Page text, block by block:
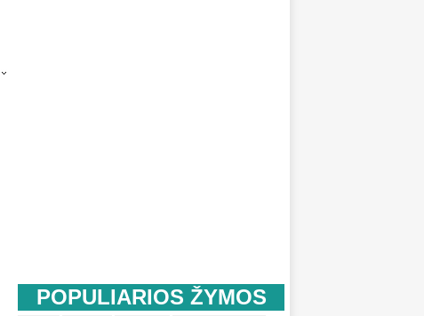
POPULIARIOS ŽYMOS